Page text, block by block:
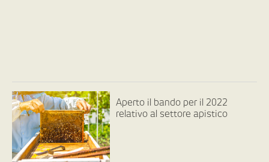
Aperto il bando per il 2022
relativo al settore apistico